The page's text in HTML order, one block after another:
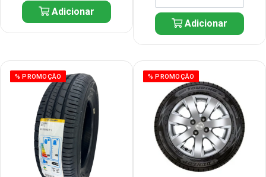
Adicionar
Adicionar
% PROMOÇÃO % PROMOÇÃO